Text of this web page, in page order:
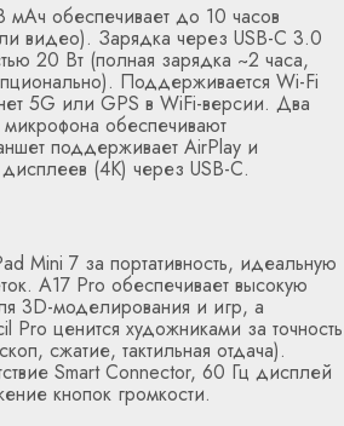
мАч обеспечивает до 10 часов
видео). Зарядка через USB-C 3.0
20 Вт (полная зарядка ~2 часа,
Поддерживается Wi-Fi
5G или GPS в WiFi-версии. Два
обеспечивают
поддерживает AirPlay и
(4K) через USB-C.
Mini 7 за портативность, идеальную
A17 Pro обеспечивает высокую
3D-моделирования и игр, а
ценится художниками за точность
сжатие, тактильная отдача).
Smart Connector, 60 Гц дисплей
кнопок громкости.